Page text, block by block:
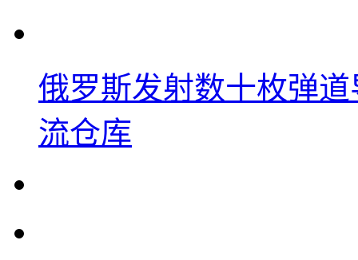
俄罗斯发射数十枚弹
流仓库